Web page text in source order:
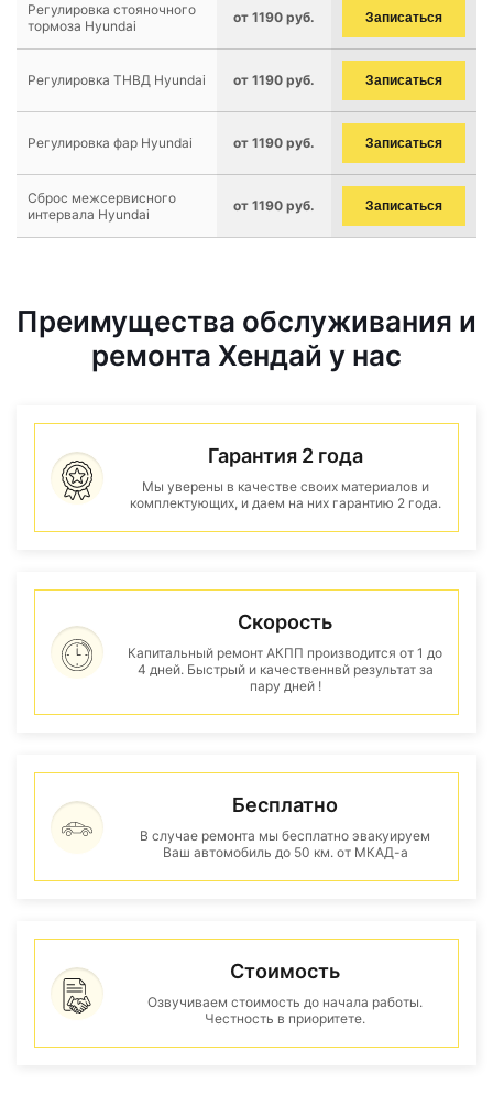
Регулировка стояночного
тормоза Hyundai
от 1190 руб. Записаться
Регулировка ТНВД Hyundai от 1190 руб. Записаться
Регулировка фар Hyundai от 1190 руб. Записаться
Сброс межсервисного
интервала Hyundai
от 1190 руб. Записаться
Преимущества обслуживания и
ремонта Хендай у нас
Гарантия 2 года
Мы уверены в качестве своих материалов и
комплектующих, и даем на них гарантию 2 года.
Скорость
Капитальный ремонт АКПП производится от 1 до
4 дней. Быстрый и качественнвй результат за
пару дней !
Бесплатно
В случае ремонта мы бесплатно эвакуируем
Ваш автомобиль до 50 км. от МКАД-а
Стоимость
Озвучиваем стоимость до начала работы.
Честность в приоритете.